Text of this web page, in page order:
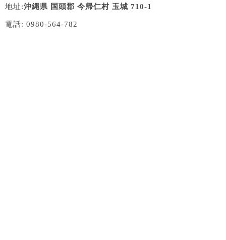
地址:沖縄県 国頭郡 今帰仁村 玉城 710-1
電話: 0980-564-782